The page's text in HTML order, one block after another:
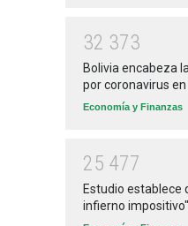
32 373
Bolivia encabeza
por coronavirus
Economía y Finanzas
25 477
Estudio establece
infierno